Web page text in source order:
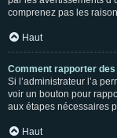
comprenez pas les
Haut
Comment rapporter
Si l’administrateur l’a
voir un bouton pour
aux étapes nécessaires
Haut